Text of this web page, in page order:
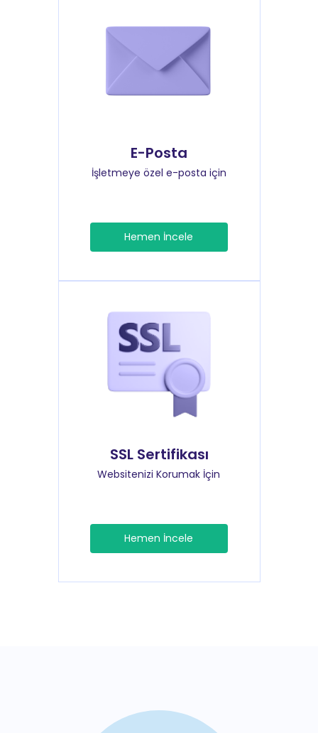
E-Posta
İşletmeye özel e-posta için
Hemen İncele
SSL Sertifikası
Websitenizi Korumak İçin
Hemen İncele